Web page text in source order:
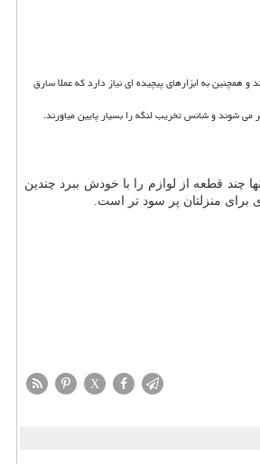
به ابزارهای پیچیده ای نیاز دارد که عملا سارق
شوند و شانس تخریب لنگه را بسیار پایین میاورند.
قطعه از لوازم را با خودش ببرد چندین
برای منزلتان پر سود تر است.
X